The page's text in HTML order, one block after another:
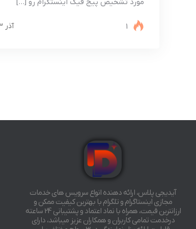
مورد تشخیص پیج فیک اینستگرام رو […]
آذر 3, 1399 1
آیدیجی پلاس، ارائه دهنده انواع سرویس های خدمات
مجازی اینستاگرام و تلگرام با بهترین کیفیت ممکن و
ارزانترین قیمت، همراه با نماد اعتماد و پشتیبانی 24 ساعته
درخدمت تمامی کاربران و همکاران عزیز میباشد، دارای